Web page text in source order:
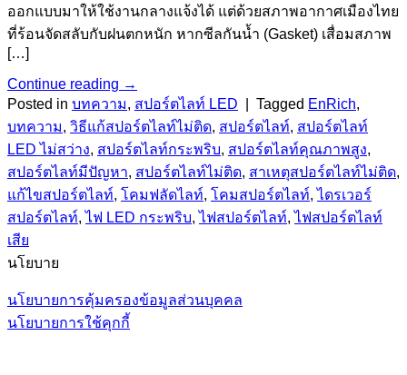
ออกแบบมาให้ใช้งานกลางแจ้งได้ แต่ด้วยสภาพอากาศเมืองไทย
ที่ร้อนจัดสลับกับฝนตกหนัก หากซีลกันน้ำ (Gasket) เสื่อมสภาพ
[…]
Continue reading →
Posted in บทความ, สปอร์ตไลท์ LED Tagged EnRich,
บทความ, วิธีแก้สปอร์ตไลท์ไม่ติด, สปอร์ตไลท์, สปอร์ตไลท์
LED ไม่สว่าง, สปอร์ตไลท์กระพริบ, สปอร์ตไลท์คุณภาพสูง,
สปอร์ตไลท์มีปัญหา, สปอร์ตไลท์ไม่ติด, สาเหตุสปอร์ตไลท์ไม่ติด,
แก้ไขสปอร์ตไลท์, โคมฟลัดไลท์, โคมสปอร์ตไลท์,ไดรเวอร์
สปอร์ตไลท์,ไฟ LED กระพริบ,ไฟสปอร์ตไลท์,ไฟสปอร์ตไลท์
เสีย
นโยบาย
นโยบายการคุ้มครองข้อมูลส่วนบุคคล
นโยบายการใช้คุกกี้